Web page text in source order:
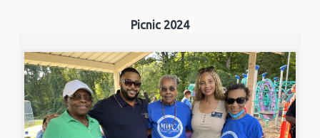
Picnic 2024